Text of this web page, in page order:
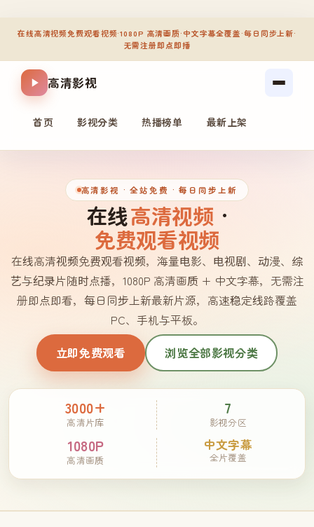
在线高清视频免费观看视频·1080P 高清画质·中文字幕全覆盖·每日同步上新·
无需注册即点即播
高清影视
首页 影视分类 热播榜单 最新上架
高清影视 · 全站免费 · 每日同步上新
在线高清视频 ·
免费观看视频
在线高清视频免费观看视频，海量电影、电视剧、动漫、综
艺与纪录片随时点播，1080P 高清画质 + 中文字幕，无需注
册即点即看，每日同步上新最新片源，高速稳定线路覆盖
PC、手机与平板。
立即免费观看 浏览全部影视分类
3000+
高清片库
7
影视分区
1080P
高清画质
中文字幕
全片覆盖